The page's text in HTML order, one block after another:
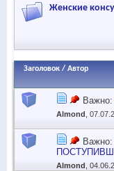
Женские
Заголовок / Автор
Важно:
Almond ,
Важно:
Almond ,